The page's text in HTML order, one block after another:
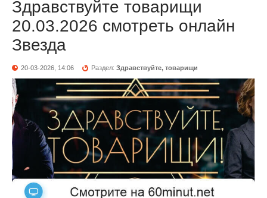
Здравствуйте товарищи
20.03.2026 смотреть онлайн
Звезда
20-03-2026, 14:06 Раздел:Здравствуйте, товарищи